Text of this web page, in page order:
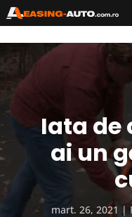
Iata de
ai un
mart. 26, 2021